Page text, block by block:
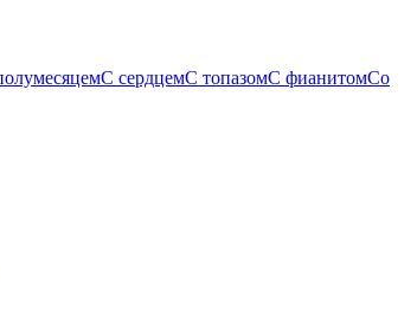
С сердцемС топазомС фианитомСо